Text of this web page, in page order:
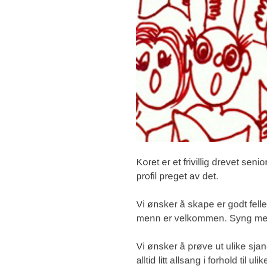
Koret er et frivillig drevet
profil preget av det.
Vi ønsker å skape er godt
menn er velkommen. Syng
Vi ønsker å prøve ut ulike
alltid litt allsang i forhold til